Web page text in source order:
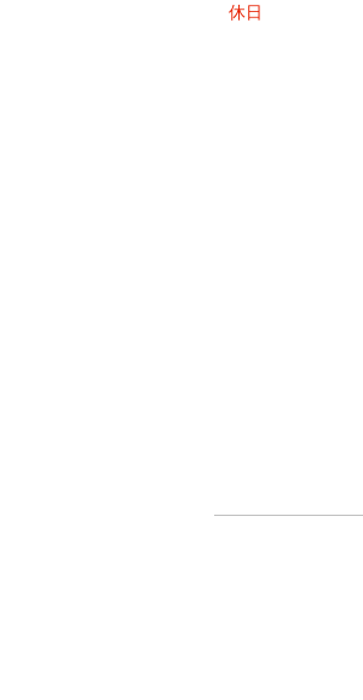
休日